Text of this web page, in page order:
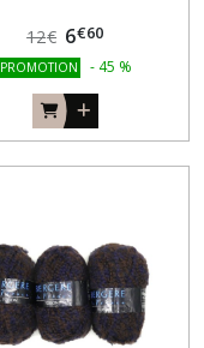
12€ 6€60
PROMOTION - 45 %